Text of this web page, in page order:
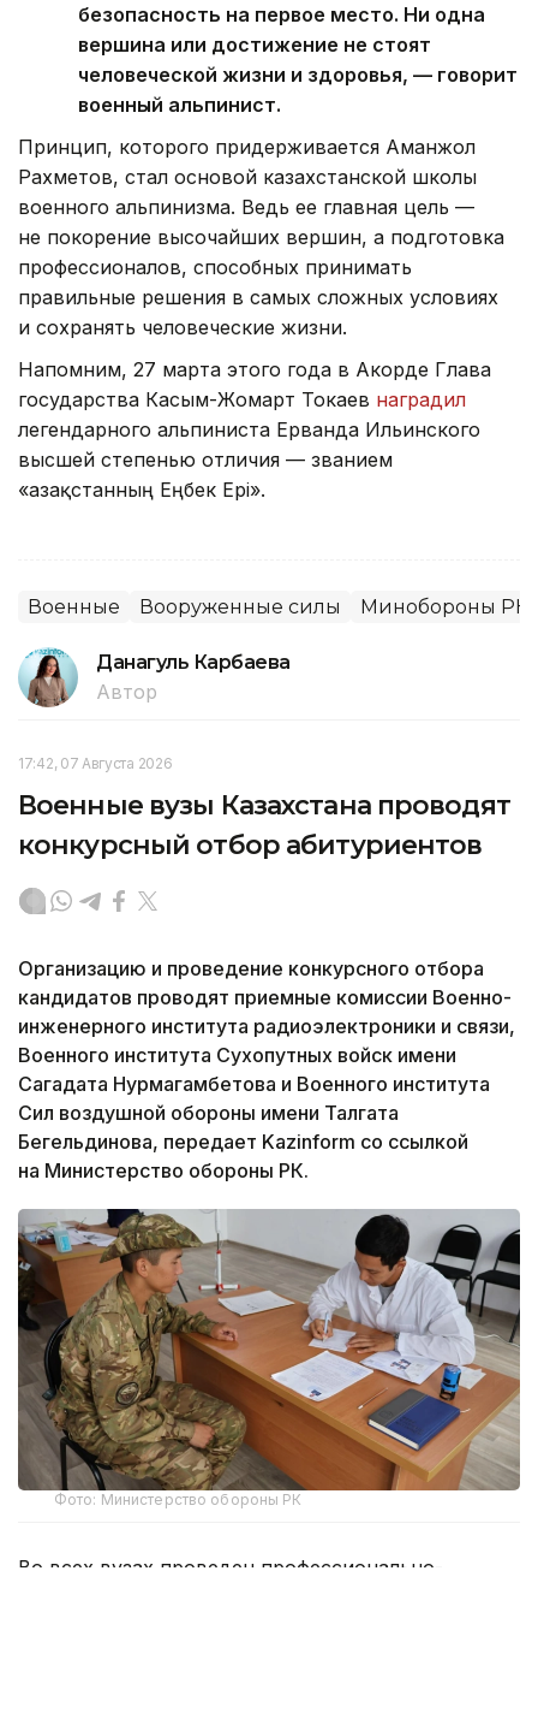
безопасность на первое место. Ни одна
вершина или достижение не стоят
человеческой жизни и здоровья, — говорит
военный альпинист.
Принцип, которого придерживается Аманжол
Рахметов, стал основой казахстанской школы
военного альпинизма. Ведь ее главная цель —
не покорение высочайших вершин, а подготовка
профессионалов, способных принимать
правильные решения в самых сложных условиях
и сохранять человеческие жизни.
Напомним, 27 марта этого года в Акорде Глава
государства Касым-Жомарт Токаев наградил
легендарного альпиниста Ерванда Ильинского
высшей степенью отличия — званием
«Қазақстанның Еңбек Ері».
Военные Вооруженные силы Минобороны РК
Данагуль Карбаева
Автор
17:42, 07 Августа 2026
Военные вузы Казахстана проводят
конкурсный отбор абитуриентов
Организацию и проведение конкурсного отбора
кандидатов проводят приемные комиссии Военно-
инженерного института радиоэлектроники и связи,
Военного института Сухопутных войск имени
Сагадата Нурмагамбетова и Военного института
Сил воздушной обороны имени Талгата
Бегельдинова, передает Kazinform со ссылкой
на Министерство обороны РК.
Фото: Министерство обороны РК
Во всех вузах проведен профессионально-